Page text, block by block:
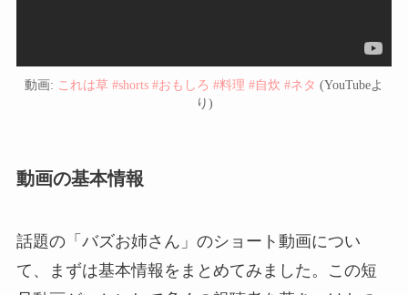
動画: これは草 #shorts #おもしろ #料理 #自炊 #ネタ (YouTubeよ
り)
動画の基本情報
話題の「バズお姉さん」のショート動画につい
て、まずは基本情報をまとめてみました。この短